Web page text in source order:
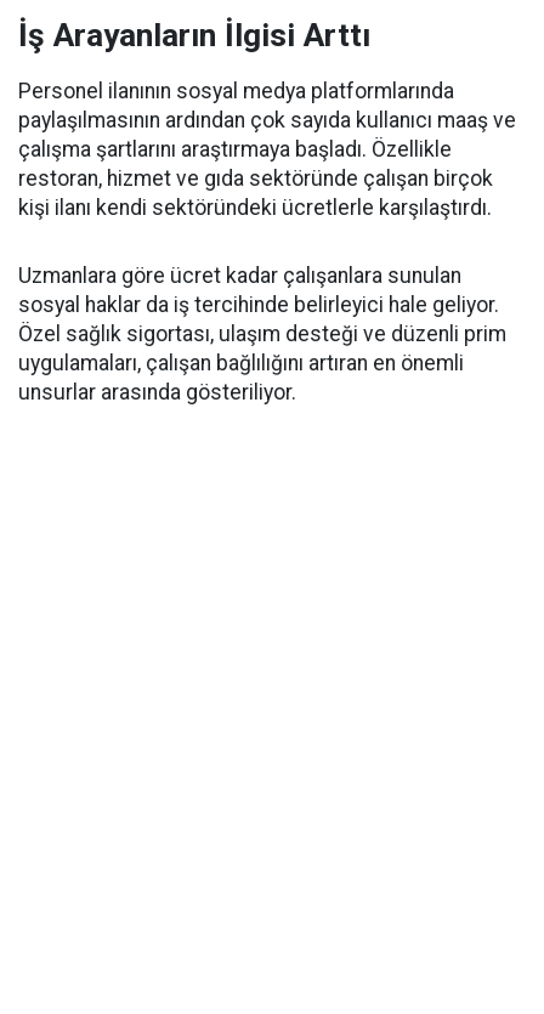
İş Arayanların İlgisi Arttı
Personel ilanının sosyal medya platformlarında
paylaşılmasının ardından çok sayıda kullanıcı maaş ve
çalışma şartlarını araştırmaya başladı. Özellikle
restoran, hizmet ve gıda sektöründe çalışan birçok
kişi ilanı kendi sektöründeki ücretlerle karşılaştırdı.
Uzmanlara göre ücret kadar çalışanlara sunulan
sosyal haklar da iş tercihinde belirleyici hale geliyor.
Özel sağlık sigortası, ulaşım desteği ve düzenli prim
uygulamaları, çalışan bağlılığını artıran en önemli
unsurlar arasında gösteriliyor.